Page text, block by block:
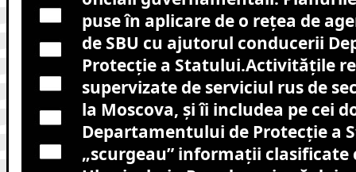
puse în aplicare de o reţea de
de SBU cu ajutorul conducerii
Protecţie a Statului.Activitățile
supervizate de serviciul rus de
la Moscova, și îi includea pe cei
Departamentului de Protecţie a
„scurgeau” informaţii clasificate